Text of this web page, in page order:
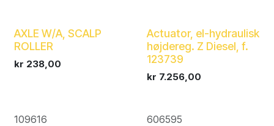
AXLE W/A, SCALP
ROLLER
kr 238,00
109616
Actuator, el-hydraulisk
højdereg. Z Diesel, f.
123739
kr 7.256,00
606595